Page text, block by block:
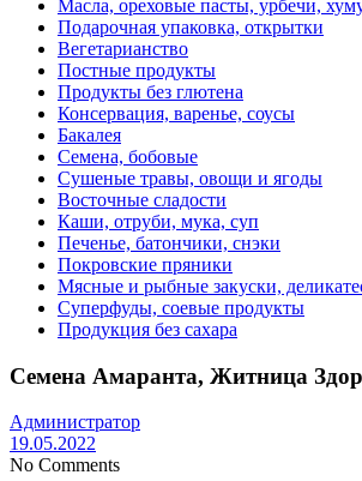
Масла, ореховые пасты, урбечи,
Подарочная упаковка, открытки
Вегетарианство
Постные продукты
Продукты без глютена
Консервация, варенье, соусы
Бакалея
Семена, бобовые
Сушеные травы, овощи и ягоды
Восточные сладости
Каши, отруби, мука, суп
Печенье, батончики, снэки
Покровские пряники
Мясные и рыбные закуски,
Суперфуды, соевые продукты
Продукция без сахара
Семена Амаранта, Житница
Администратор
19.05.2022
No Comments